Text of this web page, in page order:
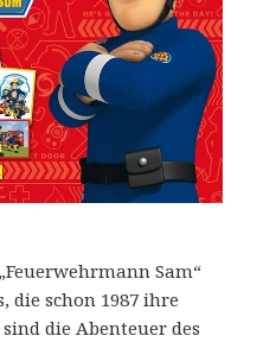
Sam“
die schon 1987 ihre
die Abenteuer des